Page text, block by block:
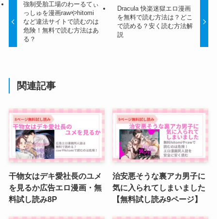
強制受胎工場のわーるてぃ
っしゅを漫画rawやhitomi
など違法サイトで読むのは
危険！無料で読む方法はあ
る？
Dracula 快楽迷獄エロ漫画
を無料で読む方法は？どこ
で読める？安く読む方法解
説
関連記事
干物女はデキ愛社長のユメ
を見るか広告エロ漫画・無
料試し読み8P
治安悪そうな裏アカ男子に
気に入られてしまいました
【無料試し読み9ページ】